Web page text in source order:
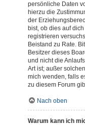
persönliche Daten
hierzu die
der
bist, ob dies auf
registrieren
Beistand zu Rate.
Besitzer dieses
und nicht die
Art ist; außer
mich wenden, falls
zu diesem Forum
Nach oben
Warum kann ich